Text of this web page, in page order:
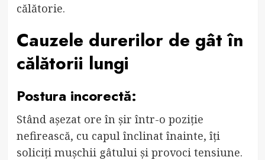
călătorie.
Cauzele durerilor de gât în
călătorii lungi
Postura incorectă:
Stând așezat ore în șir într-o poziție
nefirească, cu capul înclinat înainte, îți
soliciți mușchii gâtului și provoci tensiune.